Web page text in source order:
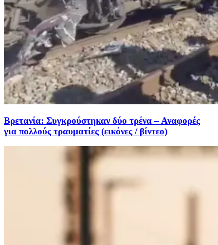
Βρετανία: Συγκρούστηκαν δύο τρένα – Αναφορές
για πολλούς τραυματίες (εικόνες / βίντεο)